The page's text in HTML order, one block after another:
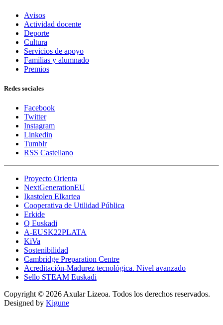
Avisos
Actividad docente
Deporte
Cultura
Servicios de apoyo
Familias y alumnado
Premios
Redes sociales
Facebook
Twitter
Instagram
Linkedin
Tumblr
RSS Castellano
Proyecto Orienta
NextGenerationEU
Ikastolen Elkartea
Cooperativa de Utilidad Pública
Erkide
Q Euskadi
A-EUSK22PLATA
KiVa
Sostenibilidad
Cambridge Preparation Centre
Acreditación-Madurez tecnológica. Nivel avanzado
Sello STEAM Euskadi
Copyright © 2026 Axular Lizeoa. Todos los derechos reservados.
Designed by Kigune